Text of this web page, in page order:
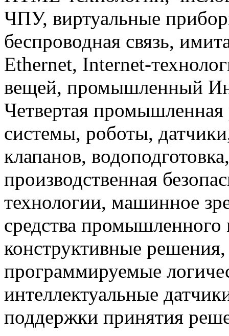
ЧПУ, виртуальные
беспроводная связь,
Ethernet, Internet-
вещей, промышленный
Четвертая
системы, роботы,
клапанов,
производственная
технологии, машинное
средства
конструктивные
программируемые
интеллектуальные
поддержки принятия